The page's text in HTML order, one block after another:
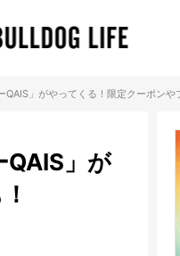
」がやってくる！限定クーポンや
」が